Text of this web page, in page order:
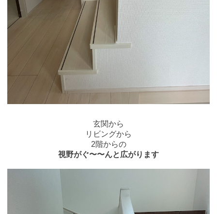
玄関から
リビングから
2階からの
視野がぐ〜〜んと広がります